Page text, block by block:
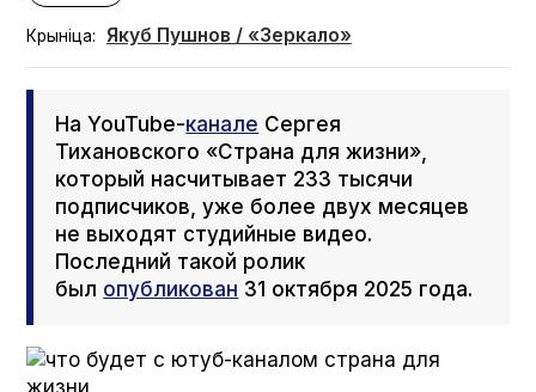
Крыніца: Якуб Пушнов / «Зеркало»
На YouTube-канале Сергея
Тихановского «Страна для жизни»,
который насчитывает 233 тысячи
подписчиков, уже более двух месяцев
не выходят студийные видео.
Последний такой ролик
был опубликован 31 октября 2025 года.